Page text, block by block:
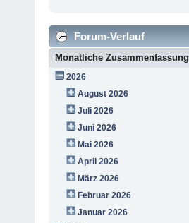
Forum-Verlauf
Monatliche Zusammenfassung
2026
August 2026
Juli 2026
Juni 2026
Mai 2026
April 2026
März 2026
Februar 2026
Januar 2026